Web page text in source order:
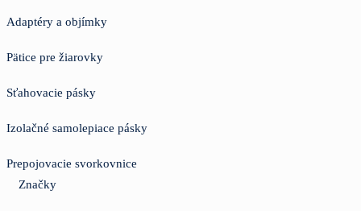
Adaptéry a objímky
Pätice pre žiarovky
Sťahovacie pásky
Izolačné samolepiace pásky
Prepojovacie svorkovnice
Značky